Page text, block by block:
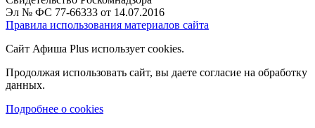
Эл № ФС 77-66333 от 14.07.2016
Правила использования материалов сайта
Сайт Афиша Plus использует cookies.
Продолжая использовать сайт, вы даете согласие на обработку
данных.
Подробнее о cookies